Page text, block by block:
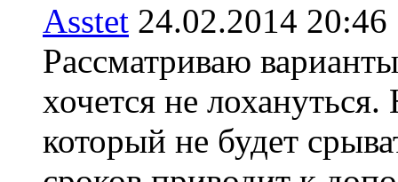
Asstet 24.02.2014
Рассматриваю
хочется не
который не будет